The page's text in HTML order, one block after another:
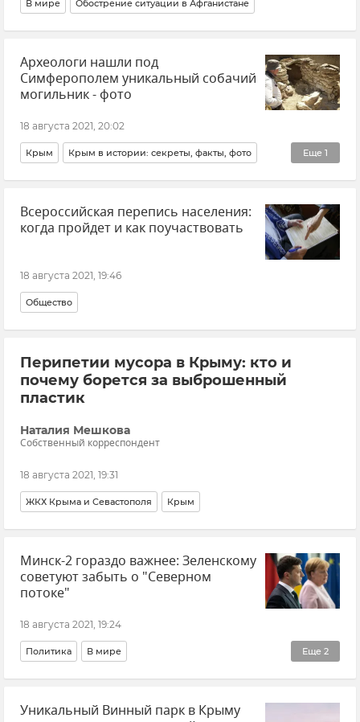
В мире Обострение ситуации в Афганистане
Археологи нашли под
Симферополем уникальный собачий
могильник - фото
18 августа 2021, 20:02
Еще 1
Крым Крым в истории: секреты, факты, фото
Археология в Крыму
Всероссийская перепись населения:
когда пройдет и как поучаствовать
18 августа 2021, 19:46
Общество
Перипетии мусора в Крыму: кто и
почему борется за выброшенный
пластик
Наталия Мешкова
Собственный корреспондент
18 августа 2021, 19:31
ЖКХ Крыма и Севастополя Крым
Минск-2 гораздо важнее: Зеленскому
советуют забыть о "Северном
потоке"
18 августа 2021, 19:24
Еще 2
Политика В мире
Общественно-политическая ситуация на Украине
Ситуация в Донбассе: новости и комментарии
Уникальный Винный парк в Крыму